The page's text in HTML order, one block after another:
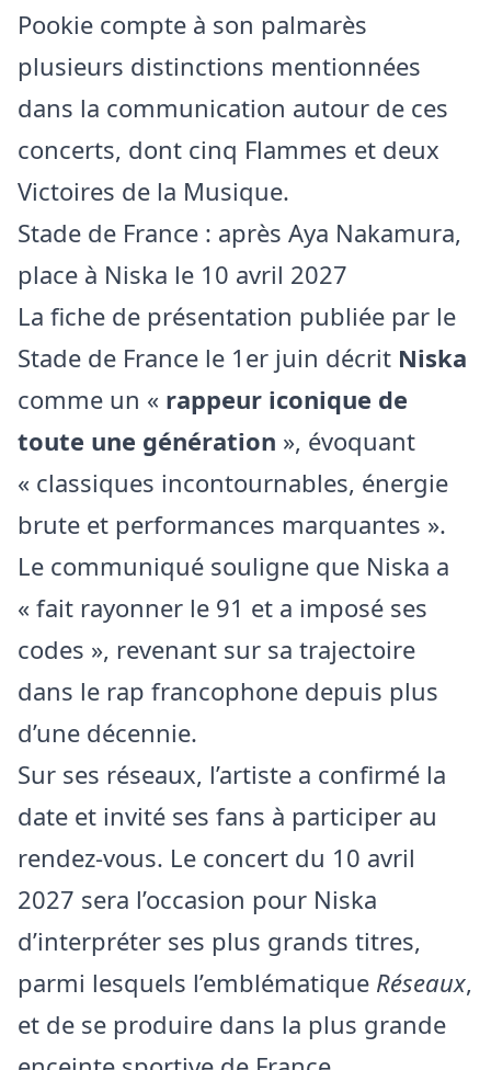
Pookie compte à son palmarès
plusieurs distinctions mentionnées
dans la communication autour de ces
concerts, dont cinq Flammes et deux
Victoires de la Musique.
Stade de France : après Aya Nakamura,
place à Niska le 10 avril 2027
La fiche de présentation publiée par le
Stade de France le 1er juin décrit Niska
comme un « rappeur iconique de
toute une génération », évoquant
« classiques incontournables, énergie
brute et performances marquantes ».
Le communiqué souligne que Niska a
« fait rayonner le 91 et a imposé ses
codes », revenant sur sa trajectoire
dans le rap francophone depuis plus
d’une décennie.
Sur ses réseaux, l’artiste a confirmé la
date et invité ses fans à participer au
rendez‑vous. Le concert du 10 avril
2027 sera l’occasion pour Niska
d’interpréter ses plus grands titres,
parmi lesquels l’emblématique Réseaux,
et de se produire dans la plus grande